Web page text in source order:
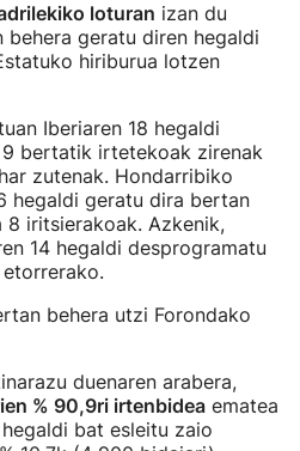
loturan izan du
behera geratu diren hegaldi
hiriburua lotzen
Iberiaren 18 hegaldi
bertatik irtetekoak zirenak
zutenak. Hondarribiko
hegaldi geratu dira bertan
8 iritsierakoak. Azkenik,
14 hegaldi desprogramatu
behera utzi Forondako
duenaren arabera,
% 90,9ri irtenbidea ematea
bat esleitu zaio